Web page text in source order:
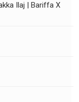
Ilaj | Bariffa X